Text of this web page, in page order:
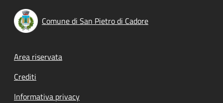
Comune di San Pietro di Cadore
Footer menu
Area riservata
Crediti
Informativa privacy